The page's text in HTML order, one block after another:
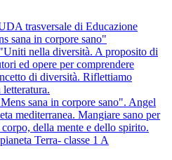
trasversale di Educazione
sana in corpore sano"
nella diversità. A proposito di
ed opere per comprendere
di diversità. Riflettiamo
letteratura.
sana in corpore sano". Angel
mediterranea. Mangiare sano per
della mente e dello spirito.
Terra- classe 1 A